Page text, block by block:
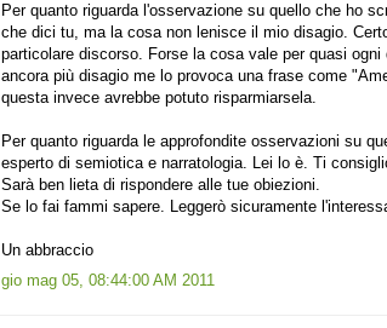
Per quanto riguarda l'osservazione su quello che ho
che dici tu, ma la cosa non lenisce il mio disagio.
particolare discorso. Forse la cosa vale per quasi
ancora più disagio me lo provoca una frase come
questa invece avrebbe potuto risparmiarsela.
Per quanto riguarda le approfondite osservazioni su
esperto di semiotica e narratologia. Lei lo è. Ti
Sarà ben lieta di rispondere alle tue obiezioni.
Se lo fai fammi sapere. Leggerò sicuramente
Un abbraccio
gio mag 05, 08:44:00 AM 2011